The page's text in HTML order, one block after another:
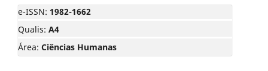
e-ISSN: 1982-1662
Qualis: A4
Área: Ciências Humanas